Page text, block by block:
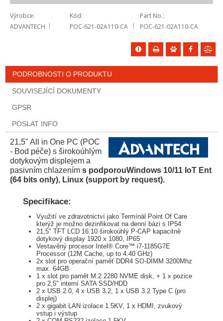
Výrobce
ADVANTECH
Kód
POC-621-02A110-CA
Part No.
POC-621-02A110-CA
PODROBNOSTI O PRODUKTU
SOUVISEJÍCÍ DOKUMENTY
GPSR
POSLAT INFO
21,5" All in One PC (POC
- Bod péče) s širokoúhlým
dotykovým displejem a
pasivním chlazením s podporouWindows 10/11 IoT Ent
(64 bits only), Linux (support by request).
Specifikace:
Využití ve zdravotnictví jako Termínál Point Of Care
kterýž je možno dezinfikovat na denní bázi s IP54
21,5" TFT LCD 16:10 širokoúhlý P-CAP kapacitně
dotykový display 1920 x 1080, IP65
Vestavěný procesor Intel® Core™ i7-1185G7E
Processor (12M Cache, up to 4.40 GHz)
2x slot pro operační paměť DDR4 SO-DIMM 3200Mhz
max. 64GB
1 x slot pro pamět M.2 2280 NVME disk, + 1 x pozice
pro 2,5" interní SATA SSD/HDD
2 x USB 2.0, 4 x USB 3.2, 1 x USB 3.2 Type C (pro
displej)
2 x gigabit LAN izolace 1.5KV, 1 x HDMI, zvukový
vstup i výstup